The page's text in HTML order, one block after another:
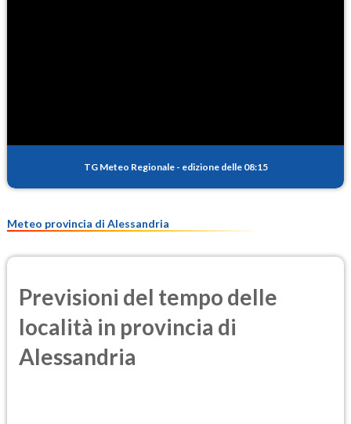
PM25
TG Meteo Regionale - edizione delle 08:15
Meteo provincia di Alessandria
Previsioni del tempo delle
località in provincia di
Alessandria